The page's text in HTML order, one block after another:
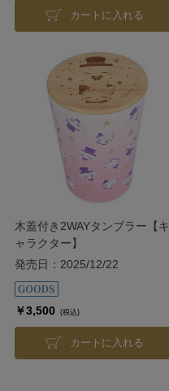
カートに入れる
木蓋付き2WAYタンブラー【キ
ャラクター】
発売日：2025/12/22
￥3,500 (税込)
カートに入れる